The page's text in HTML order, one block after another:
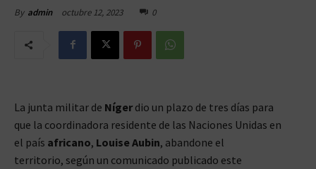
By admin octubre 12, 2023 0
La junta militar de Níger dio un plazo de tres días para
que la coordinadora residente de las Naciones Unidas en
el país africano, Louise Aubin, abandone el
territorio, según un comunicado publicado este